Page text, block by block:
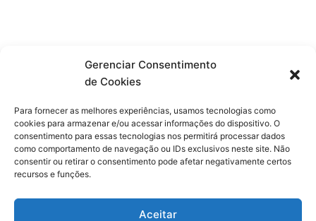
Gerenciar Consentimento
de Cookies
Para fornecer as melhores experiências, usamos tecnologias como
cookies para armazenar e/ou acessar informações do dispositivo. O
consentimento para essas tecnologias nos permitirá processar dados
como comportamento de navegação ou IDs exclusivos neste site. Não
consentir ou retirar o consentimento pode afetar negativamente certos
recursos e funções.
Aceitar